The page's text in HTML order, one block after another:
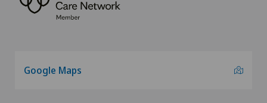
Google Maps